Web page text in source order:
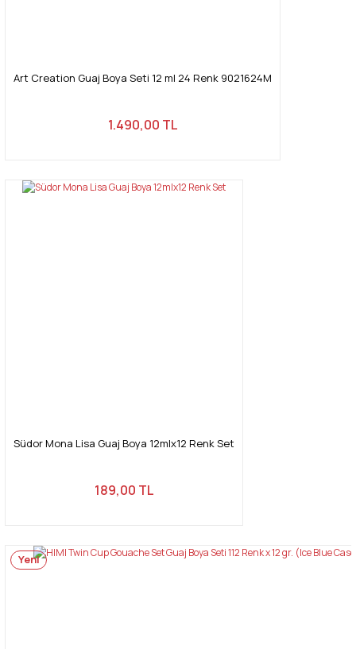
Art Creation Guaj Boya Seti 12 ml 24 Renk 9021624M
1.490,00 TL
Südor Mona Lisa Guaj Boya 12mlx12 Renk Set
189,00 TL
Yeni